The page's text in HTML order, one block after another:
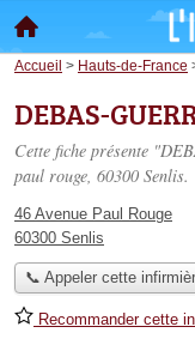
Accueil > Hauts-de-France
DEBAS-
Cette fiche présente
paul rouge, 60300 Senlis.
46 Avenue Paul Rouge
60300 Senlis
📞 Appeler cette
Recommander cette